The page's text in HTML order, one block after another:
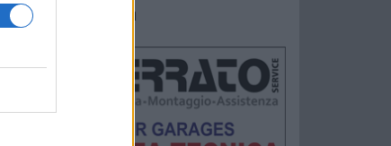
IMACO Promosolution